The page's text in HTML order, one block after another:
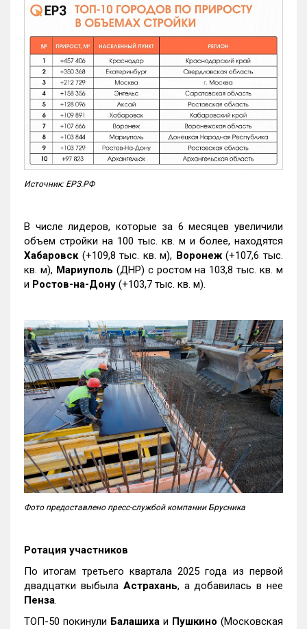
Источник: ЕРЗ.РФ
В числе лидеров, которые за 6 месяцев увеличили
объем стройки на 100 тыс. кв. м и более, находятся
Хабаровск (+109,8 тыс. кв. м), Воронеж(+107,6 тыс.
кв. м), Мариуполь (ДНР) с ростом на 103,8 тыс. кв. м
и Ростов-на-Дону (+103,7 тыс. кв. м).
Фото предоставлено пресс-службой компании Брусника
Ротация участников
По итогам третьего квартала 2025 года из первой
двадцатки выбыла Астрахань, а добавилась в нее
Пенза.
ТОП-50 покинули Балашиха и Пушкино (Московская